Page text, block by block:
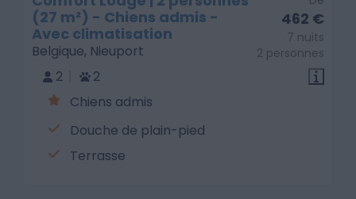
462 €
7 nuits
2 personnes
(27 m²) - Chiens admis -
Avec climatisation
Belgique, Nieuport
2
2
Chiens admis
Douche de plain-pied
Terrasse